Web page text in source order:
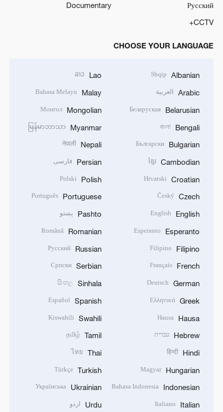
Русский
Documentary
CCTV+
CHOOSE YOUR LANGUAGE
Albanian
Shqip
Arabic العربية
Belarusian
Беларуская
Bengali
বাংলা
Bulgarian
Български
Cambodian
ខ្មែរ
Croatian
Hrvatski
Czech
Český
English
English
Esperanto
Esperanto
Filipino
Filipino
French
Français
German
Deutsch
Greek
Ελληνικά
Hausa
Hausa
Hebrew עברית
Hindi
हिन्दी
Hungarian
Magyar
Indonesian
Bahasa Indonesia
Italian
Italiano
Lao
ລາວ
Malay
Bahasa Melayu
Mongolian
Монгол
Myanmar
မြန်မာဘာသာ
Nepali
नेपाली
Persian فارسی
Polish
Polski
Portuguese
Português
Pashto پښتو
Romanian
Română
Russian
Русский
Serbian
Српски
Sinhala
සිංහල
Spanish
Español
Swahili
Kiswahili
Tamil
தமிழ்
Thai
ไทย
Turkish
Türkçe
Ukrainian
Українська
Urdu اردو